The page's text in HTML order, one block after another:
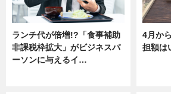
ランチ代が倍増!?「食事補助
非課税枠拡大」がビジネスパ
ーソンに与えるイ…
4月か
担額は